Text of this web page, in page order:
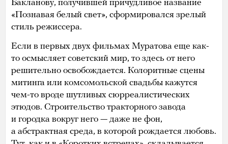
Бакланову, получившей причудливое название
«Познавая белый свет», сформировался зрелый
стиль режиссера.
Если в первых двух фильмах Муратова еще как-
то осмысляет советский мир, то здесь от него
решительно освобождается. Колоритные сцены
митинга или комсомольской свадьбы кажутся
чем-то вроде шутливых сюрреалистических
этюдов. Строительство тракторного завода
и городка вокруг него — даже не фон,
а абстрактная среда, в которой рождается любовь.